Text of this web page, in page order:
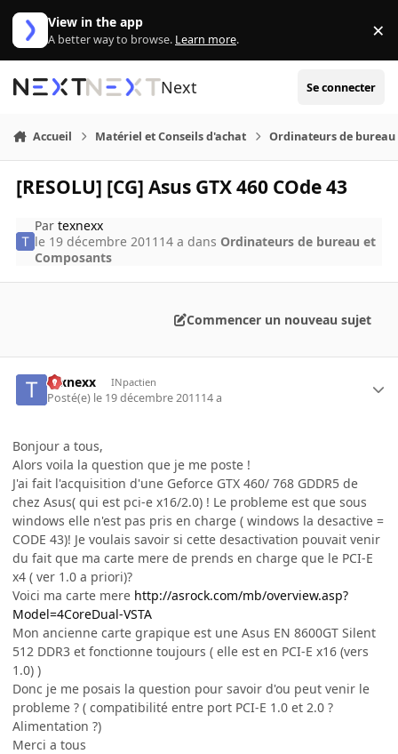
Aller au contenu
View in the app
A better way to browse. Learn more. ×
Next Se connecter
Accueil Matériel et Conseils d'achat Ordinateurs de bureau
[RESOLU] [CG] Asus GTX 460 COde 43
Partexnexx
le 19 décembre 2011 14 a dans Ordinateurs de bureau et
Composants
Commencer un nouveau sujet
texnexx INpactien
Posté(e) le 19 décembre 201114 a
Bonjour a tous,
Alors voila la question que je me poste !
J'ai fait l'acquisition d'une Geforce GTX 460/ 768 GDDR5 de
chez Asus( qui est pci-e x16/2.0) ! Le probleme est que sous
windows elle n'est pas pris en charge ( windows la desactive =
CODE 43)! Je voulais savoir si cette desactivation pouvait venir
du fait que ma carte mere de prends en charge que le PCI-E
x4 ( ver 1.0 a priori)?
Voici ma carte mere http://asrock.com/mb/overview.asp?
Model=4CoreDual-VSTA
Mon ancienne carte grapique est une Asus EN 8600GT Silent
512 DDR3 et fonctionne toujours ( elle est en PCI-E x16 (vers
1.0) )
Donc je me posais la question pour savoir d'ou peut venir le
probleme ? ( compatibilité entre port PCI-E 1.0 et 2.0 ?
Alimentation ?)
Merci a tous